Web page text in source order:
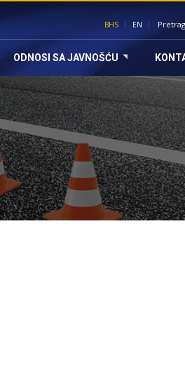
BHS EN
ODNOSI SA JAVNOŠĆU